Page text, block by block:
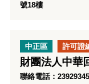
號18樓
中正區 許可證
財團法人中華
聯絡電話：23929345